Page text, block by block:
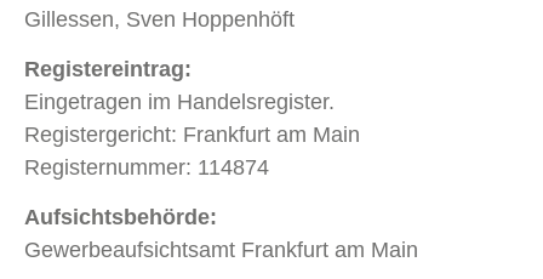
Gillessen, Sven Hoppenhöft
Registereintrag:
Eingetragen im Handelsregister.
Registergericht: Frankfurt am Main
Registernummer: 114874
Aufsichtsbehörde:
Gewerbeaufsichtsamt Frankfurt am Main